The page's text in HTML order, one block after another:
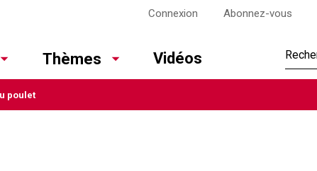
Connexion Abonnez-vous
Thèmes Vidéos
poulet